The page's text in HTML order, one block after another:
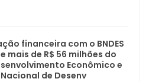
financeira com o BNDES
mais de R$ 56 milhões do
Econômico e
de Desenv